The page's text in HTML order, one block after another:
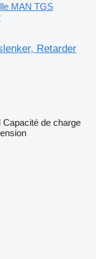
MAN TGS
Retarder
Capacité de charge